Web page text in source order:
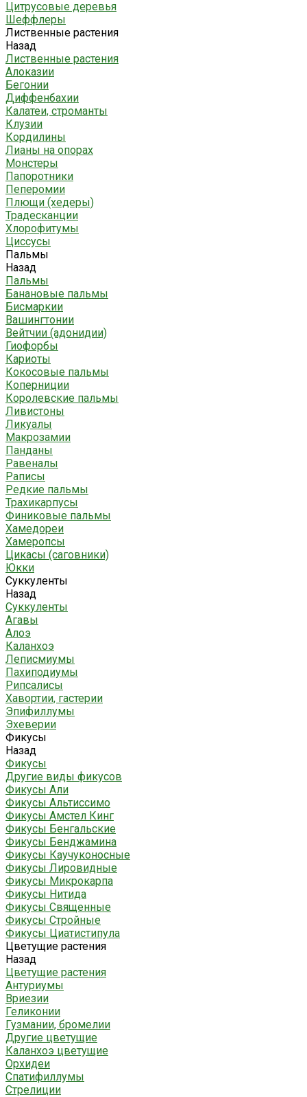
Цитрусовые деревья
Шеффлеры
Лиственные растения
Назад
Лиственные растения
Алоказии
Бегонии
Диффенбахии
Калатеи, строманты
Клузии
Кордилины
Лианы на опорах
Монстеры
Папоротники
Пеперомии
Плющи (хедеры)
Традесканции
Хлорофитумы
Циссусы
Пальмы
Назад
Пальмы
Банановые пальмы
Бисмаркии
Вашингтонии
Вейтчии (адонидии)
Гиофорбы
Кариоты
Кокосовые пальмы
Коперниции
Королевские пальмы
Ливистоны
Ликуалы
Макрозамии
Панданы
Равеналы
Раписы
Редкие пальмы
Трахикарпусы
Финиковые пальмы
Хамедореи
Хамеропсы
Цикасы (саговники)
Юкки
Суккуленты
Назад
Суккуленты
Агавы
Алоэ
Каланхоэ
Леписмиумы
Пахиподиумы
Рипсалисы
Хавортии, гастерии
Эпифиллумы
Эхеверии
Фикусы
Назад
Фикусы
Другие виды фикусов
Фикусы Али
Фикусы Альтиссимо
Фикусы Амстел Кинг
Фикусы Бенгальские
Фикусы Бенджамина
Фикусы Каучуконосные
Фикусы Лировидные
Фикусы Микрокарпа
Фикусы Нитида
Фикусы Священные
Фикусы Стройные
Фикусы Циатистипула
Цветущие растения
Назад
Цветущие растения
Антуриумы
Вриезии
Геликонии
Гузмании, бромелии
Другие цветущие
Каланхоэ цветущие
Орхидеи
Спатифиллумы
Стрелиции